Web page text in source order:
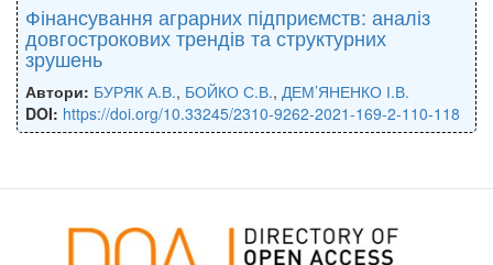
Фінансування аграрних підприємств: аналіз
довгострокових трендів та структурних
зрушень
Автори: БУРЯК А.В., БОЙКО С.В., ДЕМ’ЯНЕНКО І.В.
DOI: https://doi.org/10.33245/2310-9262-2021-169-2-110-118